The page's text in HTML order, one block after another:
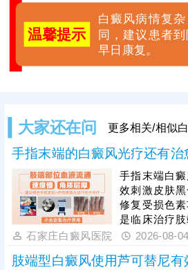
温馨提示
白癜风病情复
同，建议患者
早日康复。
大家还在问 更多相关/相似
手指末端的白癜风光疗还有治
手指末端白
效刺激皮肤
修复受损色
是临床治疗
段，但手指
血液循环、
吸收和黑色素
石家庄白癜风医院 2026-08-04
肢端型白癜风使用芦可替尼有